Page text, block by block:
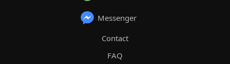
Messenger
Contact
FAQ